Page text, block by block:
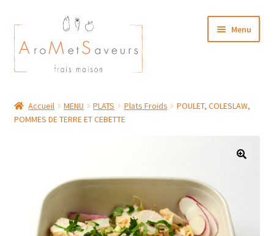
Aller
à
la
navigation
Aller
au
contenu
Menu
Plat du Jour/ Menu Week end
MON COMPTE
Accueil MENU PLATS Plats Froids
POULET, COLESLAW,
POMMES DE TERRE ET CEBETTE